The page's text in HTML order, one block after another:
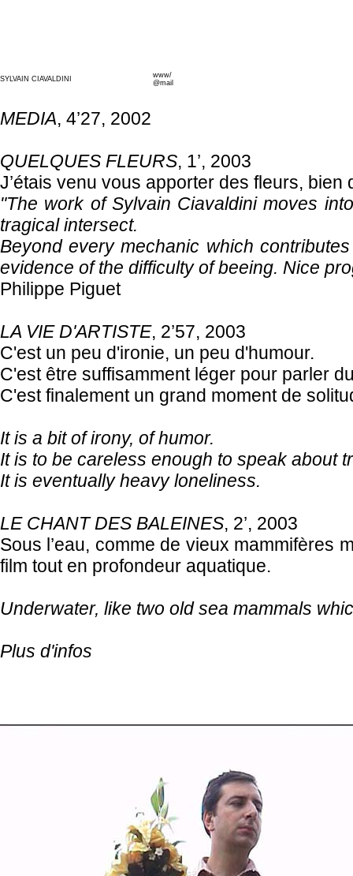
SYLVAIN CIAVALDINI
www/
@mail
MEDIA, 4’27, 2002
QUELQUES FLEURS, 1’, 2003
J’étais venu vous apporter des fleurs,
"The work of Sylvain Ciavaldini moves
tragical intersect.
Beyond every mechanic which
evidence of the difficulty of beeing. Nice
Philippe Piguet
LA VIE D'ARTISTE, 2’57, 2003
C'est un peu d'ironie, un peu d'humour.
C'est être suffisamment léger pour parler
C'est finalement un grand moment de
It is a bit of irony, of humor.
It is to be careless enough to speak about
It is eventually heavy loneliness.
LE CHANT DES BALEINES, 2’, 2003
Sous l’eau, comme de vieux mammifères
film tout en profondeur aquatique.
Underwater, like two old sea mammals
Plus d'infos